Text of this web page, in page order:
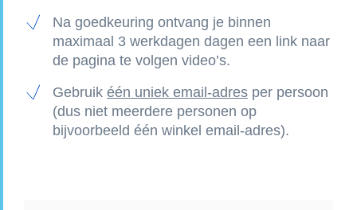
Na goedkeuring ontvang je binnen
maximaal 3 werkdagen dagen een link naar
de pagina te volgen video’s.
Gebruik één uniek email-adres per persoon
(dus niet meerdere personen op
bijvoorbeeld één winkel email-adres).